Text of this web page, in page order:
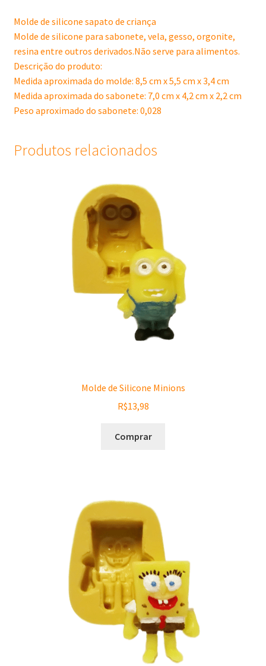
Molde de silicone sapato de criança
Molde de silicone para sabonete, vela, gesso, orgonite,
resina entre outros derivados.Não serve para alimentos.
Descrição do produto:
Medida aproximada do molde: 8,5 cm x 5,5 cm x 3,4 cm
Medida aproximada do sabonete: 7,0 cm x 4,2 cm x 2,2 cm
Peso aproximado do sabonete: 0,028
Produtos relacionados
Molde de Silicone Minions
R$13,98
Comprar